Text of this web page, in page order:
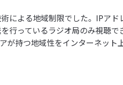
による地域制限でした。IPアド
行っているラジオ局のみ視聴で
が持つ地域性をインターネット